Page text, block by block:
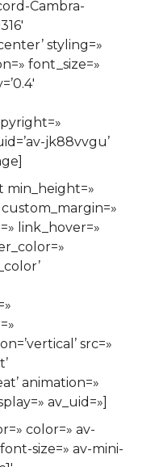
Cambra-
styling=»
font_size=»
jk88vvgu’
min_height=»
link_hover=»
src=»
animation=»
av_uid=»]
color=» av-
size=» av-mini-